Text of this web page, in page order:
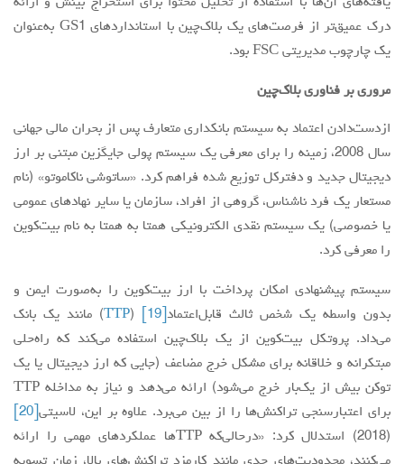
یافته‌های آن‌ها با استفاده از تحلیل محتوا برای استخراج بینش و ارائه
درک عمیق‌تر از فرصت‌های یک بلاک‌چین با استانداردهای GS1 به‌عنوان
یک چارچوب مدیریتی FSC بود.
مروری بر فناوری بلاک‌چین
ازدست‌دادن اعتماد به سیستم بانکداری متعارف پس از بحران مالی جهانی
سال 2008، زمینه را برای معرفی یک سیستم پولی جایگزین مبتنی بر ارز
دیجیتال جدید و دفترکل توزیع شده فراهم کرد. «ساتوشی ناکاموتو» (نام
مستعار یک فرد ناشناس، گروهی از افراد، ‌‌سازمان یا سایر نهادهای عمومی
یا خصوصی) یک سیستم نقدی الکترونیکی همتا به همتا به نام بیت‌کوین
را معرفی کرد.
سیستم پیشنهادی امکان پرداخت با ارز بیت‌کوین را به‌صورت ایمن و
بدون واسطه یک شخص ثالث قابل‌اعتماد
(
TTP) مانند یک بانک
می‌داد. پروتکل بیت‌کوین از یک بلاک‌چین استفاده می‌کند که راه‌حلی
مبتکرانه و خلاقانه برای مشکل خرج مضاعف (جایی که ارز دیجیتال یا یک
توکن بیش از یک‌بار خرج می‌شود) ارائه می‌دهد و نیاز به مداخله TTP
برای اعتبارسنجی تراکنش‌ها را از بین می‌برد. علاوه بر این، لاسیتی
(2018) استدلال کرد: «درحالی‌که TTPها عملکردهای مهمی را ارائه